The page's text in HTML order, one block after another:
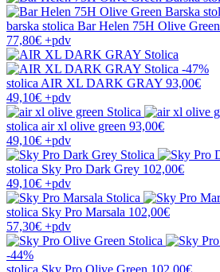
barska stolica Bar Helen 75H Olive Green
77,80€ +pdv
-47%
stolica AIR XL DARK GRAY 93,00€
49,10€ +pdv
stolica air xl olive green 93,00€
49,10€ +pdv
stolica Sky Pro Dark Grey 102,00€
49,10€ +pdv
stolica Sky Pro Marsala 102,00€
57,30€ +pdv
-44%
stolica Sky Pro Olive Green 102,00€